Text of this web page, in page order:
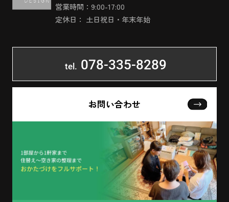
営業時間：9:00-17:00
定休日： 土日祝日・年末年始
tel. 078-335-8289
お問い合わせ